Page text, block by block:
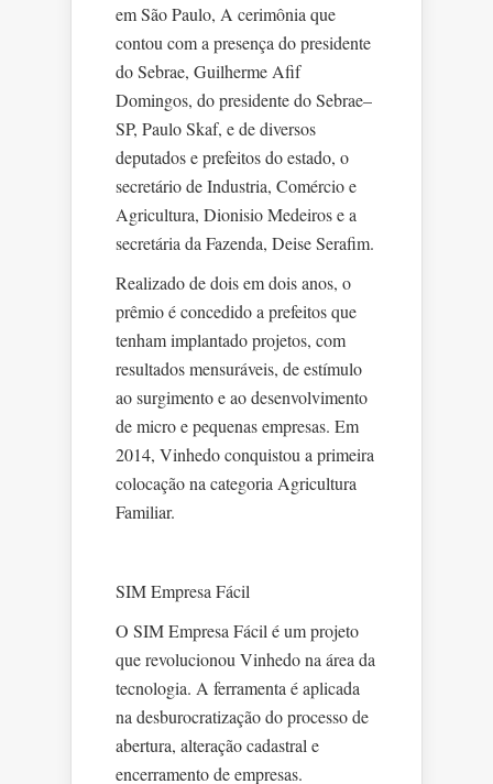
em São Paulo, A cerimônia que
contou com a presença do presidente
do Sebrae, Guilherme Afif
Domingos, do presidente do Sebrae–
SP, Paulo Skaf, e de diversos
deputados e prefeitos do estado, o
secretário de Industria, Comércio e
Agricultura, Dionisio Medeiros e a
secretária da Fazenda, Deise Serafim.
Realizado de dois em dois anos, o
prêmio é concedido a prefeitos que
tenham implantado projetos, com
resultados mensuráveis, de estímulo
ao surgimento e ao desenvolvimento
de micro e pequenas empresas. Em
2014, Vinhedo conquistou a primeira
colocação na categoria Agricultura
Familiar.
SIM Empresa Fácil
O SIM Empresa Fácil é um projeto
que revolucionou Vinhedo na área da
tecnologia. A ferramenta é aplicada
na desburocratização do processo de
abertura, alteração cadastral e
encerramento de empresas.